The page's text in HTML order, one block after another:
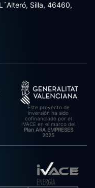
Silla, 46460,
Este proyecto de
inversión ha sido
cofinanciado por el
IVACE en el marco del
Plan ARA EMPRESES
2025